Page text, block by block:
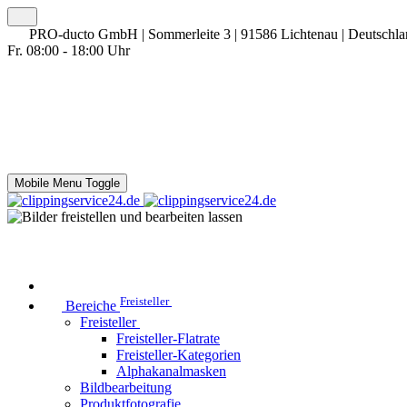
PRO-ducto GmbH | Sommerleite 3 | 91586 Lichtenau |
Fr. 08:00 - 18:00 Uhr
Mobile Menu Toggle
Bereiche Freisteller
Freisteller
Freisteller-Flatrate
Freisteller-Kategorien
Alphakanalmasken
Bildbearbeitung